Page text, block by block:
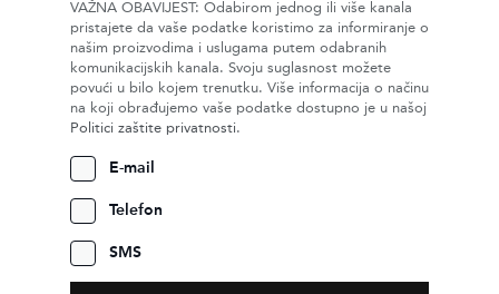
VAŽNA OBAVIJEST: Odabirom jednog ili više kanala
pristajete da vaše podatke koristimo za informiranje o
našim proizvodima i uslugama putem odabranih
komunikacijskih kanala. Svoju suglasnost možete
povući u bilo kojem trenutku. Više informacija o načinu
na koji obrađujemo vaše podatke dostupno je u našoj
Politici zaštite privatnosti.
E-mail
Telefon
SMS